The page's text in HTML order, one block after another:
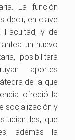
La función
decir, en clave
Facultad, y de
un nuevo
posibilitará
aportes
de la que
ofreció la
socialización y
que
además la